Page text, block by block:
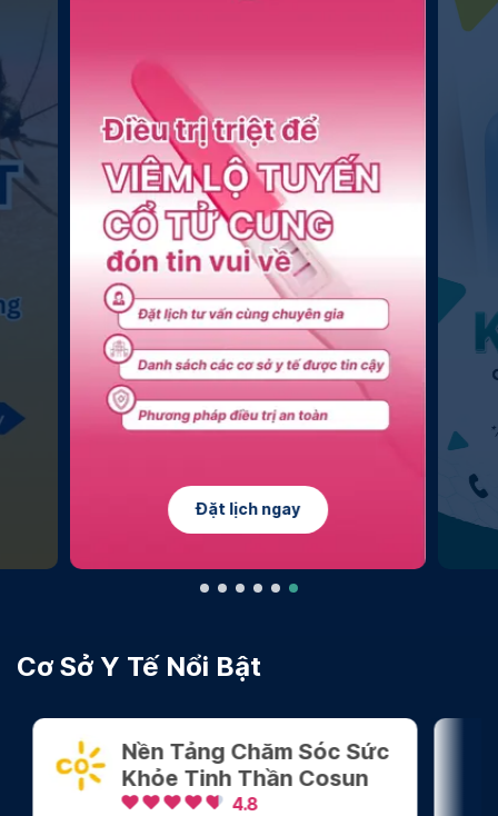
Đặt lịch ngay
Cơ Sở Y Tế Nổi Bật
Nền Tảng Chăm Sóc Sức
Khỏe Tinh Thần Cosun
4.8